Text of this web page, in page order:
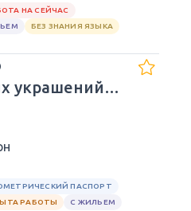
НА СЕЙЧАС
БЕЗ ЗНАНИЯ ЯЗЫКА
украшений и
ПАСПОРТ
РАБОТЫ
С ЖИЛЬЕМ